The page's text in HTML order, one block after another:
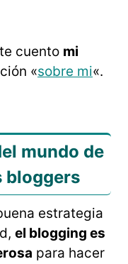
cuento mi
«sobre mi«.
mundo de
bloggers
estrategia
el blogging es
para hacer